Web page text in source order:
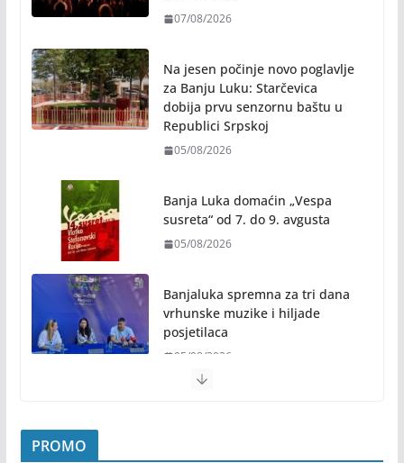
07/08/2026
Na jesen počinje novo poglavlje
za Banju Luku: Starčevica
dobija prvu senzornu baštu u
Republici Srpskoj
05/08/2026
Banja Luka domaćin „Vespa
susreta“ od 7. do 9. avgusta
05/08/2026
Banjaluka spremna za tri dana
vrhunske muzike i hiljade
posjetilaca
05/08/2026
04/08/2026
PROMO